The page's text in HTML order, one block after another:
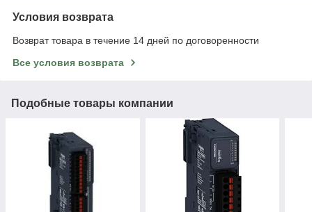
Условия возврата
Возврат товара в течение 14 дней по договоренности
Все условия возврата
Подобные товары компании